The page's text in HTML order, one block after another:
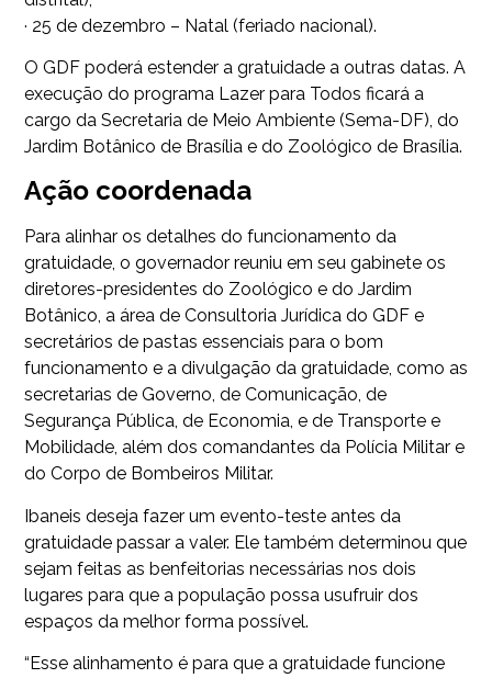
· 25 de dezembro – Natal (feriado nacional).
O GDF poderá estender a gratuidade a outras datas. A
execução do programa Lazer para Todos ficará a
cargo da Secretaria de Meio Ambiente (Sema-DF), do
Jardim Botânico de Brasília e do Zoológico de Brasília.
Ação coordenada
Para alinhar os detalhes do funcionamento da
gratuidade, o governador reuniu em seu gabinete os
diretores-presidentes do Zoológico e do Jardim
Botânico, a área de Consultoria Jurídica do GDF e
secretários de pastas essenciais para o bom
funcionamento e a divulgação da gratuidade, como as
secretarias de Governo, de Comunicação, de
Segurança Pública, de Economia, e de Transporte e
Mobilidade, além dos comandantes da Polícia Militar e
do Corpo de Bombeiros Militar.
Ibaneis deseja fazer um evento-teste antes da
gratuidade passar a valer. Ele também determinou que
sejam feitas as benfeitorias necessárias nos dois
lugares para que a população possa usufruir dos
espaços da melhor forma possível.
“Esse alinhamento é para que a gratuidade funcione